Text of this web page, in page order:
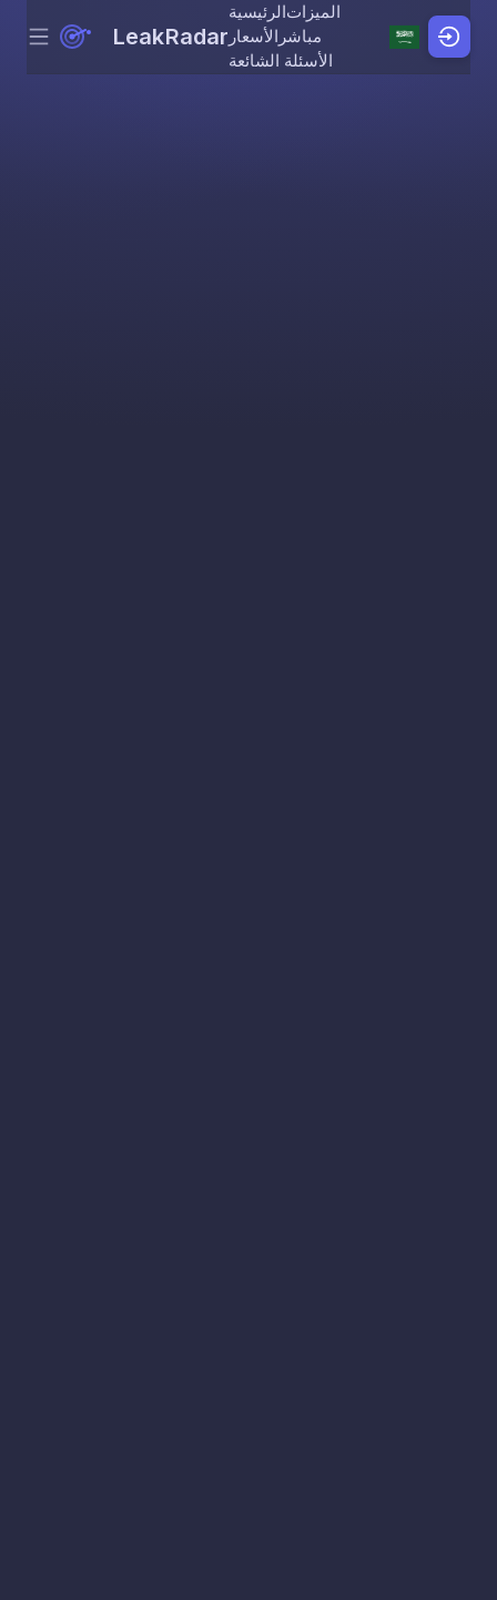
Skip to content
Menu LeakRadar
الرئيسيةالميزات
الأسعار مباشر
الأسئلة الشائعة